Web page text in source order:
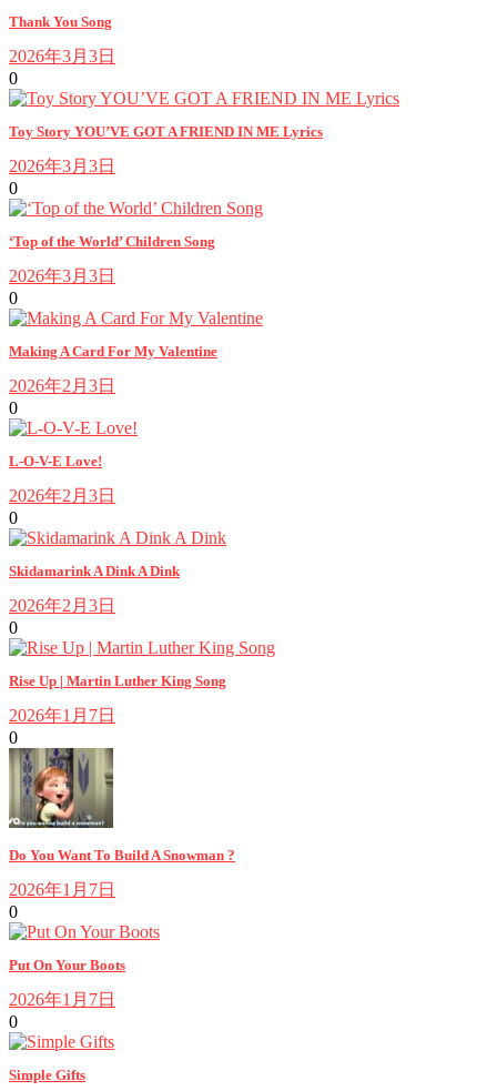
Thank You Song
2026年3月3日
0
Toy Story YOU’VE GOT A FRIEND IN ME Lyrics
2026年3月3日
0
‘Top of the World’ Children Song
2026年3月3日
0
Making A Card For My Valentine
2026年2月3日
0
L-O-V-E Love!
2026年2月3日
0
Skidamarink A Dink A Dink
2026年2月3日
0
Rise Up | Martin Luther King Song
2026年1月7日
0
Do You Want To Build A Snowman ?
2026年1月7日
0
Put On Your Boots
2026年1月7日
0
Simple Gifts